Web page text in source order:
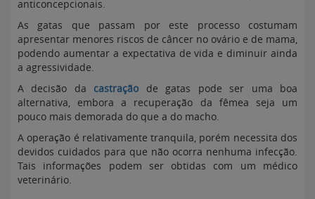
anticoncepcionais.
As gatas que passam por este processo costumam
apresentar menores riscos de câncer no ovário e de mama,
podendo aumentar a expectativa de vida e diminuir ainda
a agressividade.
A decisão da castração
de gatas pode ser uma boa
alternativa, embora a recuperação da fêmea seja um
pouco mais demorada do que a do macho.
A operação é relativamente tranquila, porém necessita dos
devidos cuidados para que não ocorra nenhuma infecção.
Tais informações podem ser obtidas com um médico
veterinário.